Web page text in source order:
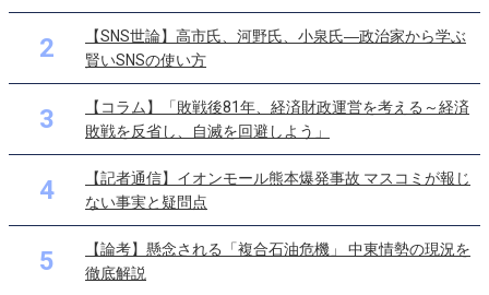
2
【SNS世論】高市氏、河野氏、小泉氏―政治家から学ぶ
賢いSNSの使い方
3
【コラム】「敗戦後81年、経済財政運営を考える～経済
敗戦を反省し、自滅を回避しよう」
4
【記者通信】イオンモール熊本爆発事故 マスコミが報じ
ない事実と疑問点
5
【論考】懸念される「複合石油危機」 中東情勢の現況を
徹底解説